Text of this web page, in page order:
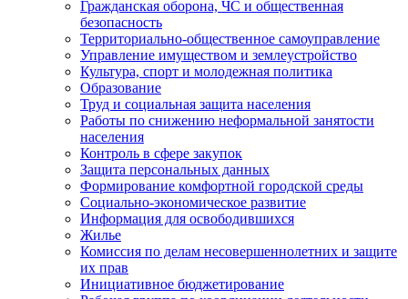
Гражданская оборона, ЧС и общественная
безопасность
Территориально-общественное самоуправление
Управление имуществом и землеустройство
Культура, спорт и молодежная политика
Образование
Труд и социальная защита населения
Работы по снижению неформальной занятости
населения
Контроль в сфере закупок
Защита персональных данных
Формирование комфортной городской среды
Социально-экономическое развитие
Информация для освободившихся
Жилье
Комиссия по делам несовершеннолетних и защите
их прав
Инициативное бюджетирование